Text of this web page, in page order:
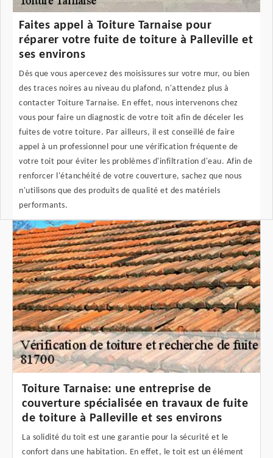
Faites appel à Toiture Tarnaise pour
réparer votre fuite de toiture à Palleville et
ses environs
Dès que vous apercevez des moisissures sur votre mur, ou bien
des traces noires au niveau du plafond, n'attendez plus à
contacter Toiture Tarnaise. En effet, nous intervenons chez
vous pour faire un diagnostic de votre toit afin de déceler les
fuites de votre toiture. Par ailleurs, il est conseillé de faire
appel à un professionnel pour une vérification fréquente de
votre toit pour éviter les problèmes d'infiltration d'eau. Afin de
renforcer l'étanchéité de votre couverture, sachez que nous
n'utilisons que des produits de qualité et des matériels
performants.
Toiture Tarnaise: une entreprise de
couverture spécialisée en travaux de fuite
de toiture à Palleville et ses environs
La solidité du toit est une garantie pour la sécurité et le
confort dans une habitation. En effet, le toit est un élément